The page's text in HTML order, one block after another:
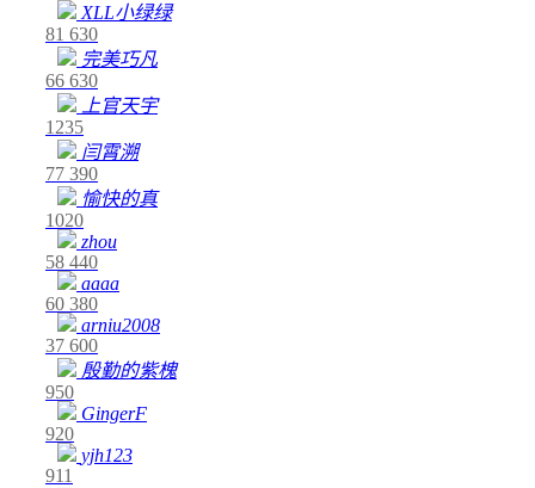
XLL小绿绿
81 630
完美巧凡
66 630
上官天宇
1235
闫霄溯
77 390
愉快的真
1020
zhou
58 440
aaaa
60 380
arniu2008
37 600
殷勤的紫槐
950
GingerF
920
yjh123
911